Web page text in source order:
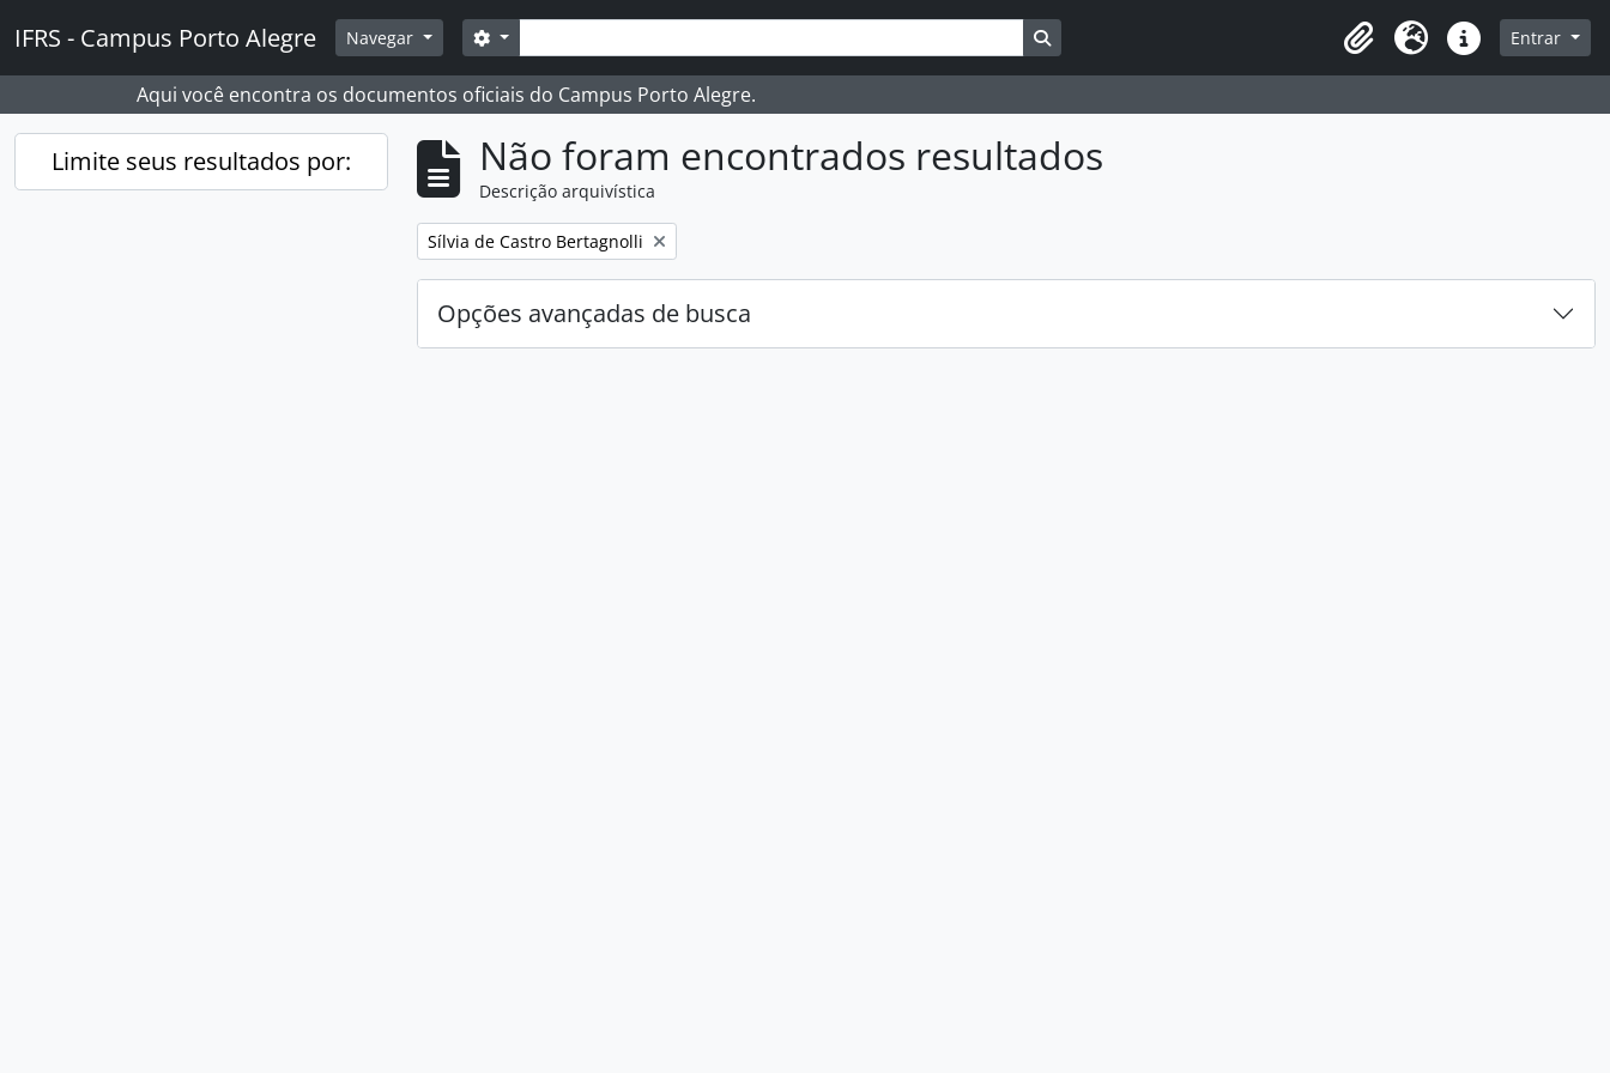
IFRS - Campus Porto Alegre Navegar Buscar
Opções de busca Busque na página de navegação
Idioma Atalhos Entrar
Aqui você encontra os documentos oficiais do Campus Porto Alegre.
Limite seus resultados por: Não foram encontrados resultados
Descrição arquivística
Remover filtro:
Sílvia de Castro Bertagnolli
Opções avançadas de busca